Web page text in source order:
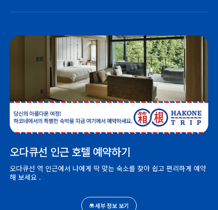
오다큐선 인근 호텔 예약하기
오다큐선 역 인근에서 나에게 딱 맞는 숙소를 찾아 쉽고 편리하게 예약
해 보세요 .
세부 정보 보기